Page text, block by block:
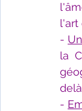
l'art
-
la
-